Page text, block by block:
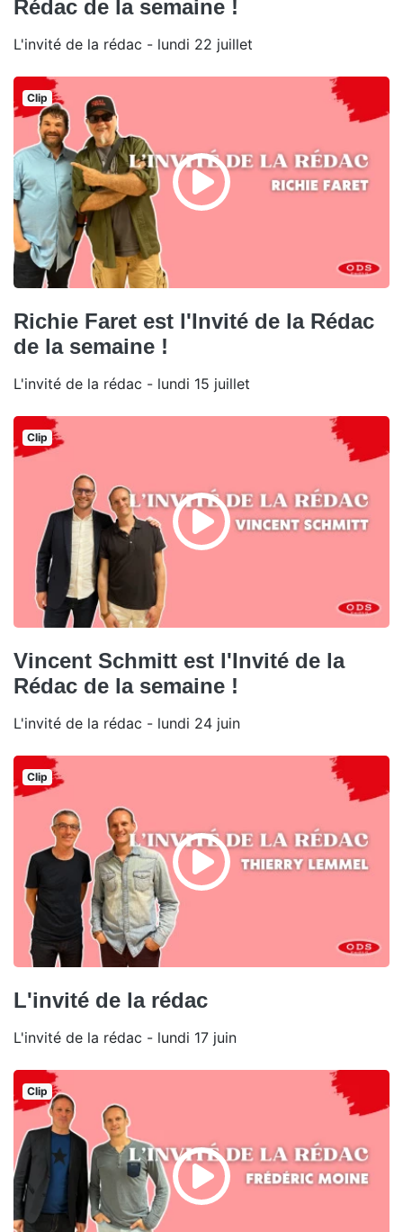
Rédac de la semaine !
L'invité de la rédac - lundi 22 juillet
Clip
Richie Faret est l'Invité de la Rédac
de la semaine !
L'invité de la rédac - lundi 15 juillet
Clip
Vincent Schmitt est l'Invité de la
Rédac de la semaine !
L'invité de la rédac - lundi 24 juin
Clip
L'invité de la rédac
L'invité de la rédac - lundi 17 juin
Clip